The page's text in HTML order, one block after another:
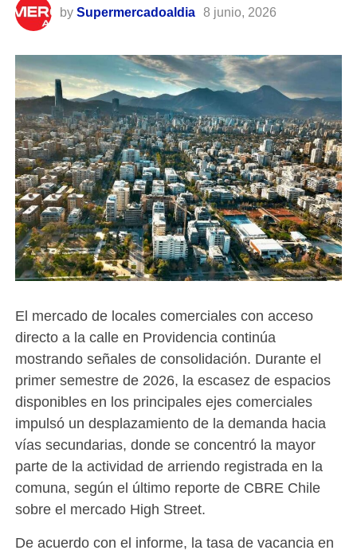
by Supermercadoaldia 8 junio, 2026
El mercado de locales comerciales con acceso
directo a la calle en Providencia continúa
mostrando señales de consolidación. Durante el
primer semestre de 2026, la escasez de espacios
disponibles en los principales ejes comerciales
impulsó un desplazamiento de la demanda hacia
vías secundarias, donde se concentró la mayor
parte de la actividad de arriendo registrada en la
comuna, según el último reporte de CBRE Chile
sobre el mercado High Street.
De acuerdo con el informe, la tasa de vacancia en